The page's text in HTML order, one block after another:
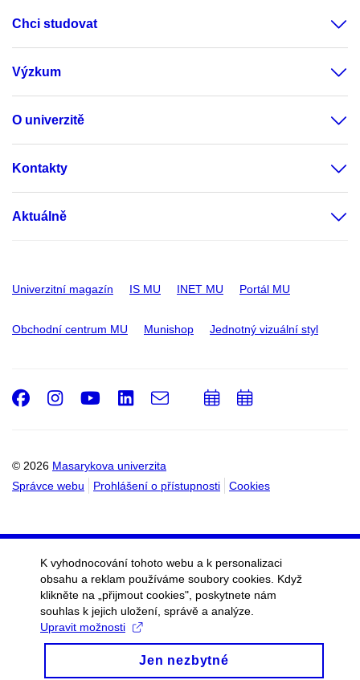
Chci studovat
Výzkum
O univerzitě
Kontakty
Aktuálně
Univerzitní magazín IS MU INET MU Portál MU
Obchodní centrum MU Munishop Jednotný vizuální styl
© 2026 Masarykova univerzita
Správce webu
Prohlášení o přístupnosti Cookies
Facebook
Instagram
Youtube
LinkedIn
e-
PřidatPřidat
K vyhodnocování tohoto webu a k personalizaci
obsahu a reklam používáme soubory cookies. Když
klikněte na „přijmout cookies", poskytnete nám
souhlas k jejich uložení, správě a analýze.
Upravit možnosti
Jen nezbytné